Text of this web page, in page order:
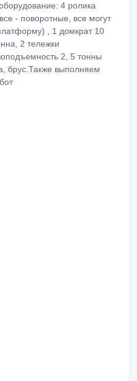
4 ролика
- поворотные, все могут
, 1 домкрат 10
2 тележки
2, 5 тонны
брус.Также выполняем